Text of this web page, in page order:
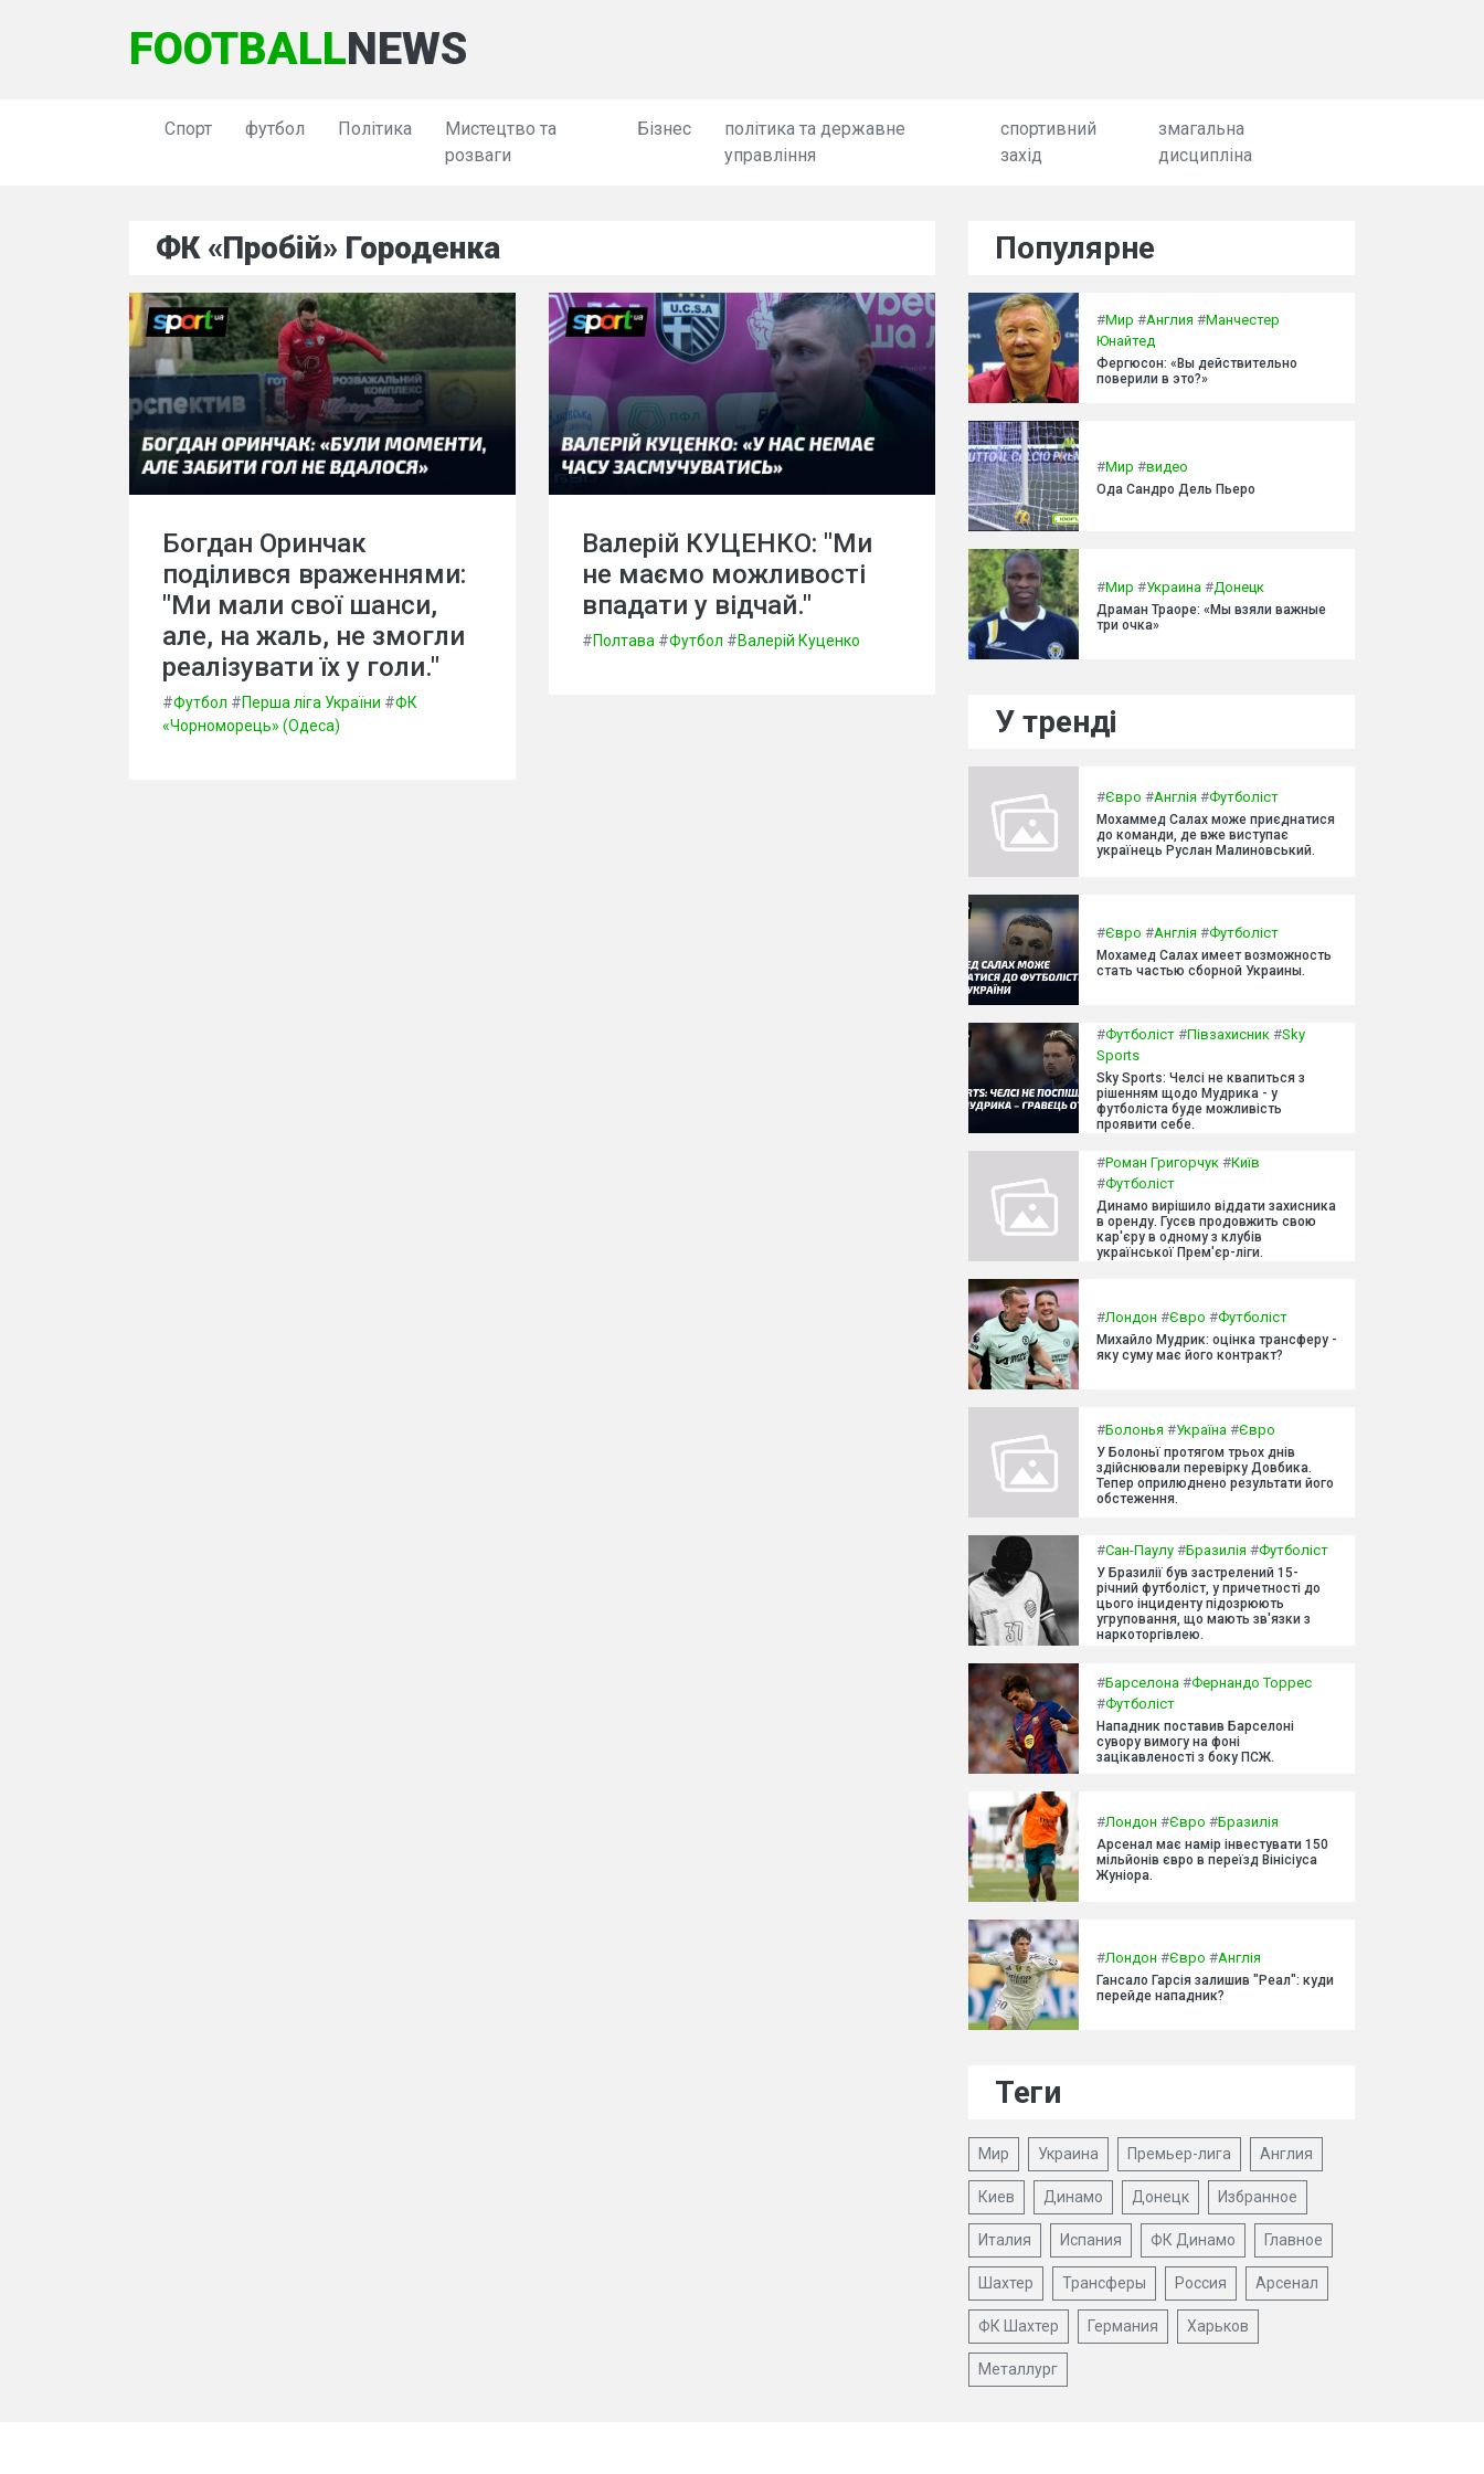
FOOTBALLNEWS
Спорт футбол Політика
Мистецтво та
розваги
Бізнес
політика та державне
управління
спортивний
захід
змагальна
дисципліна
ФК «Пробій» Городенка
Богдан Оринчак
поділився враженнями:
"Ми мали свої шанси,
але, на жаль, не змогли
реалізувати їх у голи."
#Футбол #Перша ліга України #ФК
«Чорноморець» (Одеса)
Валерій КУЦЕНКО: "Ми
не маємо можливості
впадати у відчай."
#Полтава #Футбол #Валерій Куценко
Популярне
#Мир #Англия #Манчестер
Юнайтед
Фергюсон: «Вы действительно
поверили в это?»
#Мир #видео
Ода Сандро Дель Пьеро
#Мир #Украина #Донецк
Драман Траоре: «Мы взяли важные
три очка»
У тренді
#Євро #Англія #Футболіст
Мохаммед Салах може приєднатися
до команди, де вже виступає
українець Руслан Малиновський.
#Євро #Англія #Футболіст
Мохамед Салах имеет возможность
стать частью сборной Украины.
#Футболіст #Півзахисник #Sky
Sports
Sky Sports: Челсі не квапиться з
рішенням щодо Мудрика - у
футболіста буде можливість
проявити себе.
#Роман Григорчук #Київ
#Футболіст
Динамо вирішило віддати захисника
в оренду. Гусєв продовжить свою
кар'єру в одному з клубів
української Прем'єр-ліги.
#Лондон #Євро #Футболіст
Михайло Мудрик: оцінка трансферу -
яку суму має його контракт?
#Болонья #Україна #Євро
У Болоньї протягом трьох днів
здійснювали перевірку Довбика.
Тепер оприлюднено результати його
обстеження.
#Сан-Паулу #Бразилія #Футболіст
У Бразилії був застрелений 15-
річний футболіст, у причетності до
цього інциденту підозрюють
угруповання, що мають зв'язки з
наркоторгівлею.
#Барселона #Фернандо Торрес
#Футболіст
Нападник поставив Барселоні
сувору вимогу на фоні
зацікавленості з боку ПСЖ.
#Лондон #Євро #Бразилія
Арсенал має намір інвестувати 150
мільйонів євро в переїзд Вінісіуса
Жуніора.
#Лондон #Євро #Англія
Гансало Гарсія залишив "Реал": куди
перейде нападник?
Теги
Мир Украина Премьер-лига Англия
Киев Динамо Донецк Избранное
Италия Испания ФК Динамо Главное
Шахтер Трансферы Россия Арсенал
ФК Шахтер Германия Харьков
Металлург